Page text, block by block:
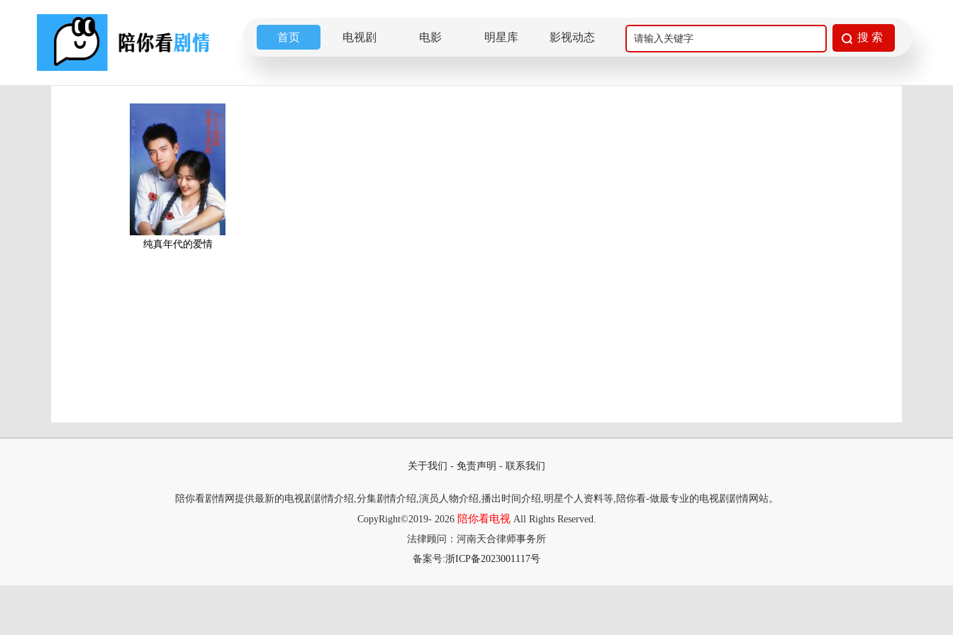
首页 电视剧 电影 明星库 影视动态
纯真年代的爱情
关于我们 - 免责声明 - 联系我们
陪你看剧情网提供最新的电视剧剧情介绍,分集剧情介绍,演员人物介绍,播出时间介绍,明星个人资料等,陪你看-做最专业的电视剧剧情网站。
CopyRight©2019- 2026 陪你看电视All Rights Reserved.
法律顾问：河南天合律师事务所
备案号:浙ICP备2023001117号